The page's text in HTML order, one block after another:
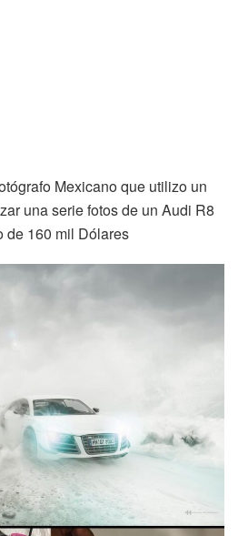
Mexicano que utilizo un
una serie fotos de un Audi R8
de 160 mil Dólares